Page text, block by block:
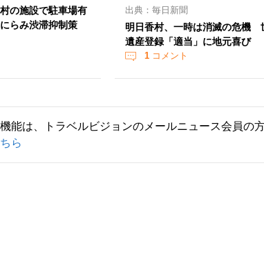
の施設で駐車場有
らみ渋滞抑制策
出典：毎日新聞
明日香村、一時は消滅の危機
遺産登録「適当」に地元喜び
1コメント
能は、トラベルビジョンのメールニュース会員の
ら